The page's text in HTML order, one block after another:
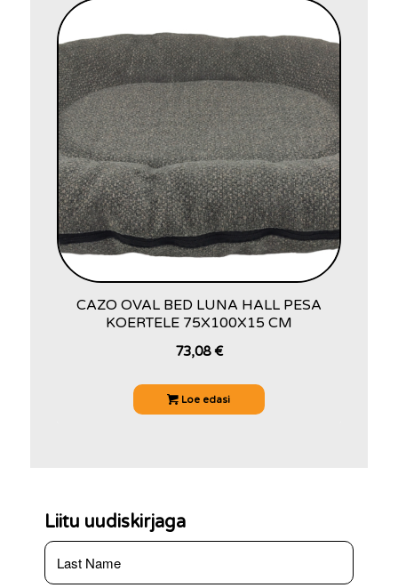
CAZO OVAL BED LUNA HALL PESA
KOERTELE 75X100X15 CM
73,08€
Loe edasi
Liitu uudiskirjaga